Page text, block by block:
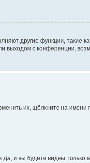
другие функции, такие
выходом с конференции,
их, щёлкните на имени
Да , и вы будете видны